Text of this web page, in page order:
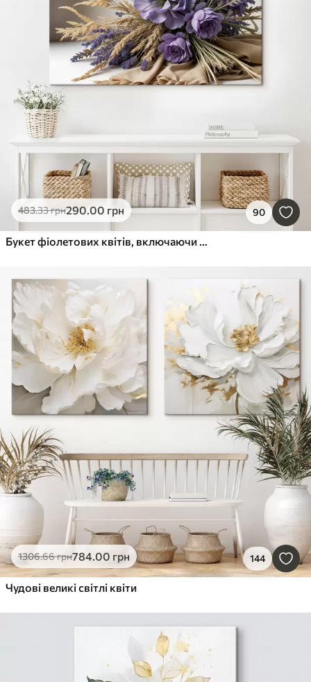
483.33грн290.00 грн 90
Букет фіолетових квітів, включаючи півонії та лаванду, зі стеблами пшениці на світлому фоні
1306.66грн784.00 грн 144
Чудові великі світлі квіти